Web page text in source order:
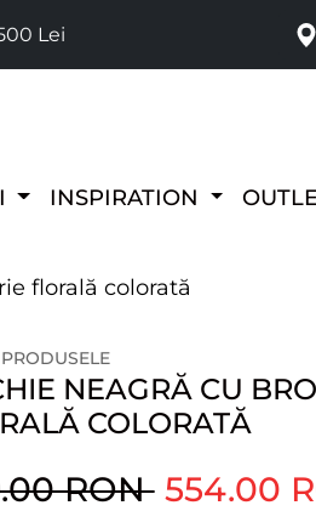
Lei
INSPIRATION
florală colorată
NEAGRĂ CU
COLORATĂ
RON 554.00